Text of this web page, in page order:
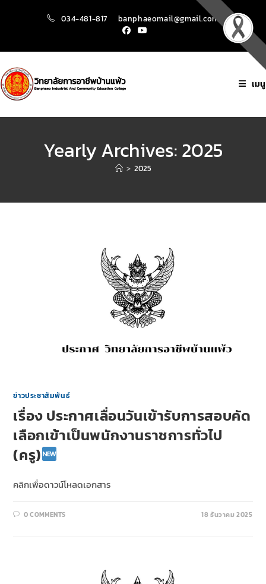
034-481-817 banphaeomail@gmail.com
เมนู
Yearly Archives: 2025
> 2025
ข่าวประชาสัมพันธ์
เรื่อง ประกาศเลื่อนวันเข้ารับการสอบคัด
เลือกเข้าเป็นพนักงานราชการทั่วไป
(ครู)
คลิกเพื่อดาวน์โหลดเอกสาร
0 COMMENTS 18 ธันวาคม 2025